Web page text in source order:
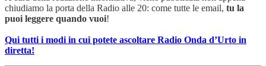
chiudiamo la porta della Radio alle 20: come tutte le email, tu la
puoi leggere quando vuoi!
Qui tutti i modi in cui potete ascoltare Radio Onda d’Urto in
diretta!